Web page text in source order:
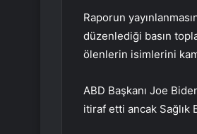
Raporun
düzenlediği basın
ölenlerin isimlerini
ABD Başkanı Joe
itiraf etti ancak Sağlık